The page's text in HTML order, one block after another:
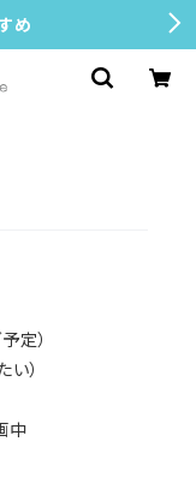
め
定）
）
中